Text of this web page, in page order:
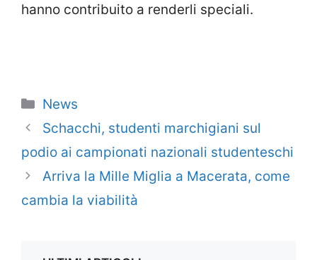
hanno contribuito a renderli speciali.
Categorie
News
Schacchi, studenti marchigiani sul
podio ai campionati nazionali studenteschi
Arriva la Mille Miglia a Macerata, come
cambia la viabilità